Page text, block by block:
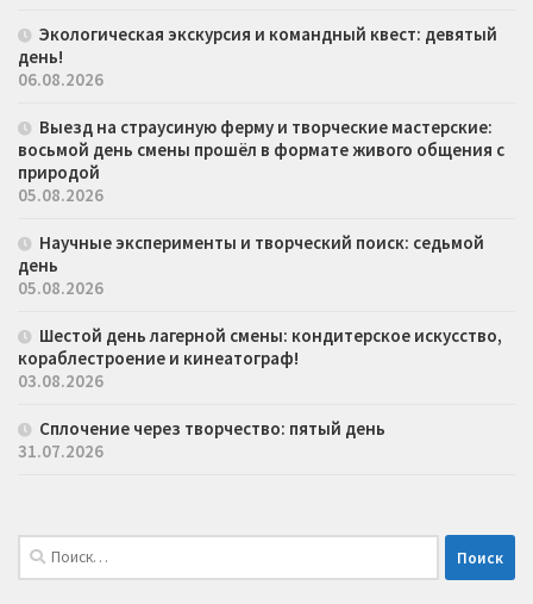
Экологическая экскурсия и командный квест: девятый
день!
06.08.2026
Выезд на страусиную ферму и творческие мастерские:
восьмой день смены прошёл в формате живого общения с
природой
05.08.2026
Научные эксперименты и творческий поиск: седьмой
день
05.08.2026
Шестой день лагерной смены: кондитерское искусство,
кораблестроение и кинеатограф!
03.08.2026
Сплочение через творчество: пятый день
31.07.2026
Найти: